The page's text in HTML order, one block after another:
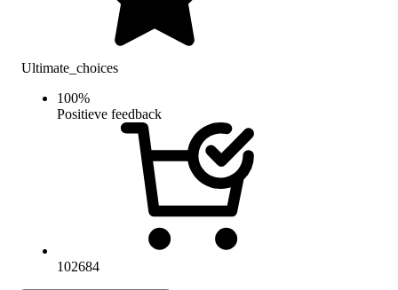
Ultimate_choices
100%
Positieve feedback
102684